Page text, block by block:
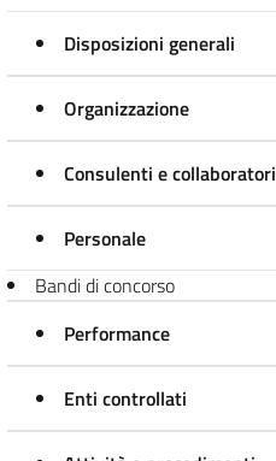
Disposizioni generali
Organizzazione
Consulenti e collaboratori
Personale
Bandi di concorso
Performance
Enti controllati